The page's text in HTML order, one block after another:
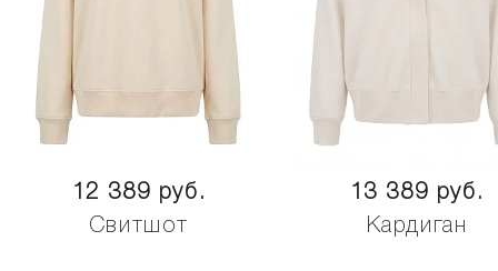
12 389 руб.
Свитшот
13 389 руб.
Кардиган